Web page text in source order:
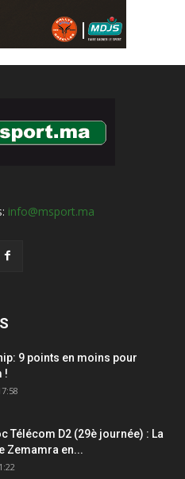
info@msport.ma
9 points en moins pour
!
Télécom D2 (29è journée) : La
Zemamra en...